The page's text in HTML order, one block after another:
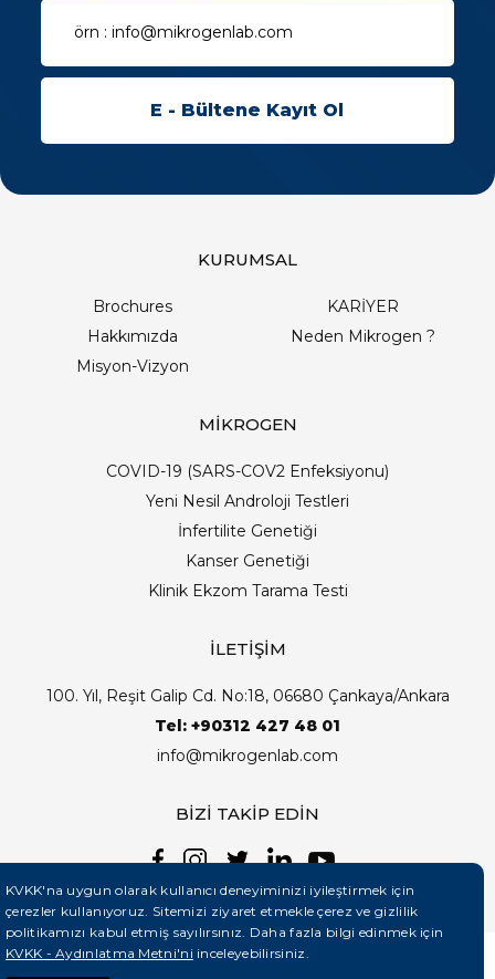
KURUMSAL
Brochures
KARİYER
Hakkımızda
Neden Mikrogen ?
Misyon-Vizyon
MİKROGEN
COVID-19 (SARS-COV2 Enfeksiyonu)
Yeni Nesil Androloji Testleri
İnfertilite Genetiği
Kanser Genetiği
Klinik Ekzom Tarama Testi
İLETİŞİM
100. Yıl, Reşit Galip Cd. No:18, 06680 Çankaya/Ankara
Tel: +90312 427 48 01
info@mikrogenlab.com
BİZİ TAKİP EDİN
KVKK'na uygun olarak kullanıcı deneyiminizi iyileştirmek için
çerezler kullanıyoruz. Sitemizi ziyaret etmekle çerez ve gizlilik
politikamızı kabul etmiş sayılırsınız. Daha fazla bilgi edinmek için
KVKK - Aydınlatma Metni'ni inceleyebilirsiniz.